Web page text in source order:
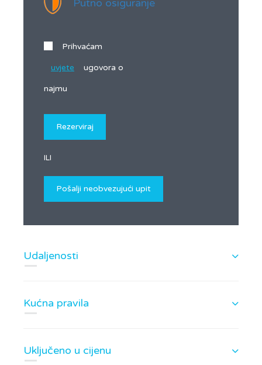
Putno osiguranje
Prihvaćam
uvjete ugovora o
najmu
ILI
Udaljenosti
Kućna pravila
Uključeno u cijenu